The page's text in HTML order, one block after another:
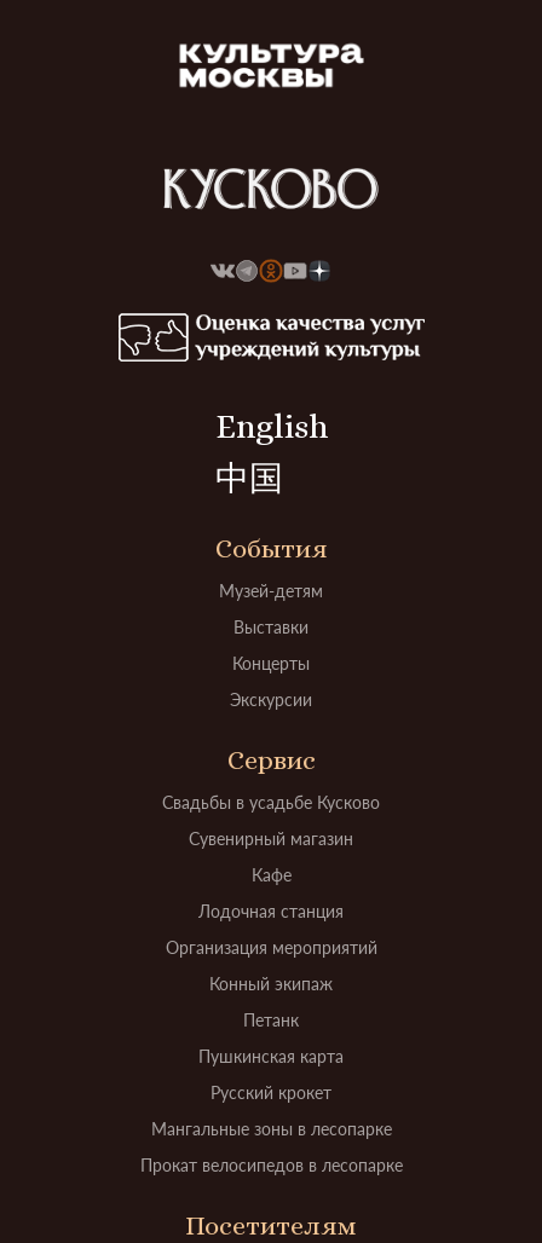
English
中国
События
Музей-детям
Выставки
Концерты
Экскурсии
Сервис
Свадьбы в усадьбе Кусково
Сувенирный магазин
Кафе
Лодочная станция
Организация мероприятий
Конный экипаж
Петанк
Пушкинская карта
Русский крокет
Мангальные зоны в лесопарке
Прокат велосипедов в лесопарке
Посетителям